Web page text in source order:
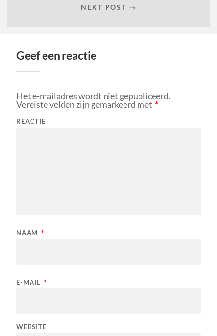
NEXT POST →
Geef een reactie
Het e-mailadres wordt niet gepubliceerd.
Vereiste velden zijn gemarkeerd met *
REACTIE
NAAM *
E-MAIL *
WEBSITE